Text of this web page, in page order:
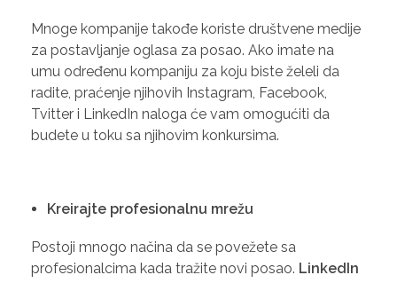
Mnoge kompanije takođe koriste društvene medije
za postavljanje oglasa za posao. Ako imate na
umu određenu kompaniju za koju biste želeli da
radite, praćenje njihovih Instagram, Facebook,
Tvitter i LinkedIn naloga će vam omogućiti da
budete u toku sa njihovim konkursima.
Kreirajte profesionalnu mrežu
Postoji mnogo načina da se povežete sa
profesionalcima kada tražite novi posao. LinkedIn